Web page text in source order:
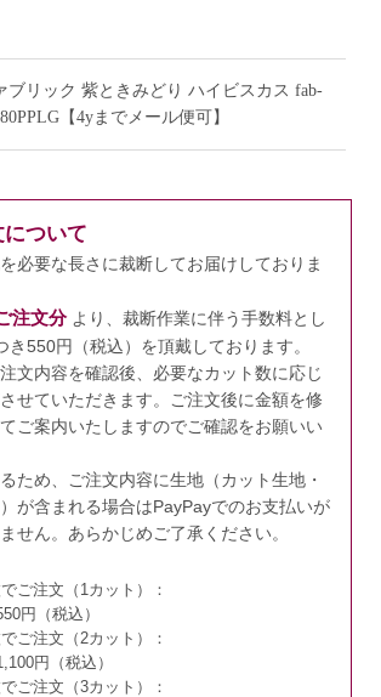
ブリック 紫ときみどり ハイビスカス fab-
【4yまでメール便可】
ついて
必要な長さに裁断してお届けしておりま
注文分より、裁断作業に伴う手数料とし
き550円（税込）を頂戴しております。
文内容を確認後、必要なカット数に応じ
せていただきます。
ご注文後に金額を修
ご案内いたしますのでご確認をお願いい
ため、ご注文内容に生地（カット生地・
が含まれる場合はPayPayでのお支払いが
せん。 あらかじめご了承ください。
ご注文（1カット）：
円（税込）
ご注文（2カット）：
円（税込）
ご注文（3カット）：